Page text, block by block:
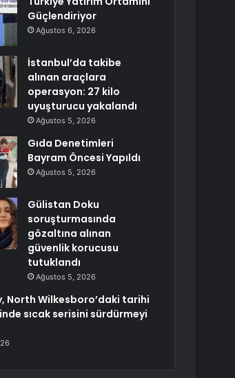
Güçlendiriyor
Ağustos 6, 2026
İstanbul’da takibe
alınan araçlara
operasyon: 27 kilo
uyuşturucu yakalandı
Ağustos 5, 2026
Gıda Denetimleri
Bayram Öncesi Yapıldı
Ağustos 5, 2026
Gülistan Doku
soruşturmasında
gözaltına alınan
güvenlik korucusu
tutuklandı
Ağustos 5, 2026
North Wilkesboro’daki tarihi
sıcak serisini sürdürmeyi